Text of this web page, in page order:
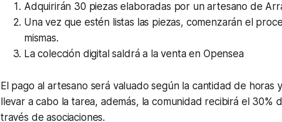
Adquirirán 30 piezas elaboradas por un artesano de
Una vez que estén listas las piezas, comenzarán el
mismas.
La colección digital saldrá a la venta en Opensea
El pago al artesano será valuado según la cantidad de
llevar a cabo la tarea, además, la comunidad recibirá el 30%
través de asociaciones.